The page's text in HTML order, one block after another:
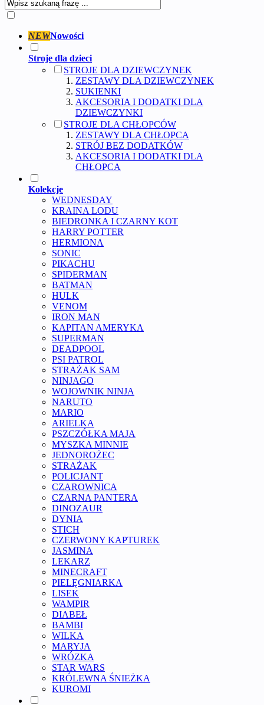
NEWNowości
Stroje dla dzieci
STROJE DLA DZIEWCZYNEK
ZESTAWY DLA DZIEWCZYNEK
SUKIENKI
AKCESORIA I DODATKI DLA
DZIEWCZYNKI
STROJE DLA CHŁOPCÓW
ZESTAWY DLA CHŁOPCA
STRÓJ BEZ DODATKÓW
AKCESORIA I DODATKI DLA
CHŁOPCA
Kolekcje
WEDNESDAY
KRAINA LODU
BIEDRONKA I CZARNY KOT
HARRY POTTER
HERMIONA
SONIC
PIKACHU
SPIDERMAN
BATMAN
HULK
VENOM
IRON MAN
KAPITAN AMERYKA
SUPERMAN
DEADPOOL
PSI PATROL
STRAŻAK SAM
NINJAGO
WOJOWNIK NINJA
NARUTO
MARIO
ARIELKA
PSZCZÓŁKA MAJA
MYSZKA MINNIE
JEDNOROŻEC
STRAŻAK
POLICJANT
CZAROWNICA
CZARNA PANTERA
DINOZAUR
DYNIA
STICH
CZERWONY KAPTUREK
JASMINA
LEKARZ
MINECRAFT
PIELĘGNIARKA
LISEK
WAMPIR
DIABEŁ
BAMBI
WILKA
MARYJA
WRÓZKA
STAR WARS
KRÓLEWNA ŚNIEŻKA
KUROMI